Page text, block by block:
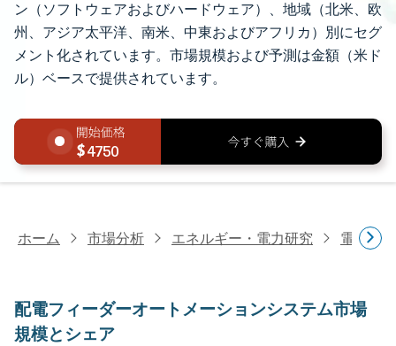
ン（ソフトウェアおよびハードウェア）、地域（北米、欧
州、アジア太平洋、南米、中東およびアフリカ）別にセグ
メント化されています。市場規模および予測は金額（米ド
ル）ベースで提供されています。
4750
ホーム 市場分析 エネルギー・電力研究 電力研究
配電フィーダーオートメーションシステム市場
規模とシェア